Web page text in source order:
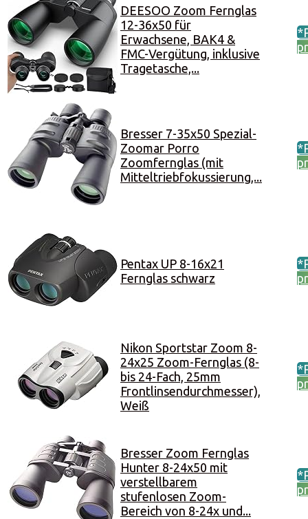
DEESOO Zoom Fernglas
12-36x50 für
Erwachsene, BAK4 &
FMC-Vergütung, inklusive
Tragetasche,...
Bresser 7-35x50 Spezial-
Zoomar Porro
Zoomfernglas (mit
Mitteltriebfokussierung,...
Pentax UP 8-16x21
Fernglas schwarz
Nikon Sportstar Zoom 8-
24x25 Zoom-Fernglas (8-
bis 24-Fach, 25mm
Frontlinsendurchmesser),
Weiß
Bresser Zoom Fernglas
Hunter 8-24x50 mit
verstellbarem
stufenlosen Zoom-
Bereich von 8-24x und...